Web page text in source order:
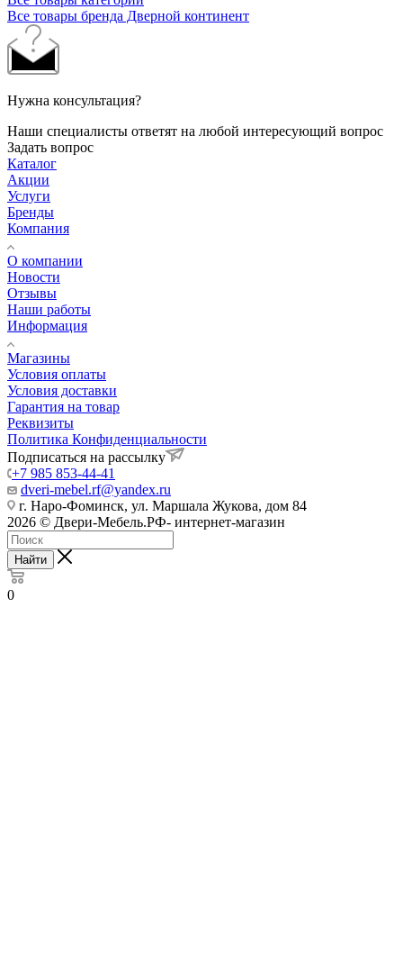
Все товары бренда Дверной континент
Нужна консультация?
Наши специалисты ответят на любой интересующий вопрос
Задать вопрос
Каталог
Акции
Услуги
Бренды
Компания
О компании
Новости
Отзывы
Наши работы
Информация
Магазины
Условия оплаты
Условия доставки
Гарантия на товар
Реквизиты
Политика Конфиденциальности
Подписаться на рассылку
+7 985 853-44-41
dveri-mebel.rf@yandex.ru
г. Наро-Фоминск, ул. Маршала Жукова, дом 84
2026 © Двери-Мебель.РФ- интернет-магазин
Найти
0